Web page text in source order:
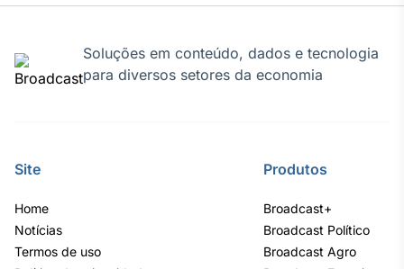
Em breve
Investimentos
Soluções em conteúdo, dados e tecnologia
para diversos setores da economia
Site
Home
Notícias
Termos de uso
Produtos
Broadcast+
Broadcast Político
Broadcast Agro